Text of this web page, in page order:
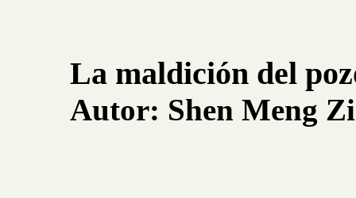
La maldición del
Autor: Shen Meng Zi